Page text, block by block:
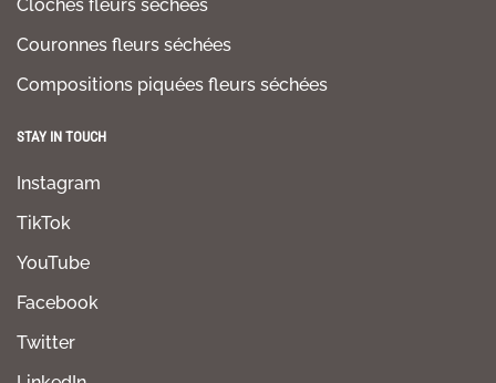
Cloches fleurs séchées
Couronnes fleurs séchées
Compositions piquées fleurs séchées
STAY IN TOUCH
Instagram
TikTok
YouTube
Facebook
Twitter